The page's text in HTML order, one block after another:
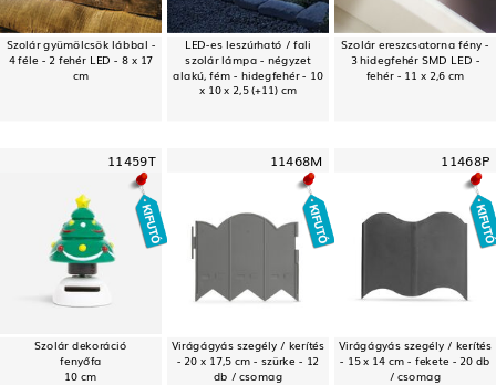
Szolár gyümölcsök lábbal -
4 féle - 2 fehér LED - 8 x 17
cm
LED-es leszúrható / fali
szolár lámpa - négyzet
alakú, fém - hidegfehér - 10
x 10 x 2,5 (+11) cm
Szolár ereszcsatorna fény -
3 hidegfehér SMD LED -
fehér - 11 x 2,6 cm
11459T
Szolár dekoráció
fenyőfa
10 cm
11468M
Virágágyás szegély / kerítés
- 20 x 17,5 cm - szürke - 12
db / csomag
11468P
Virágágyás szegély / kerítés
- 15 x 14 cm - fekete - 20 db
/ csomag